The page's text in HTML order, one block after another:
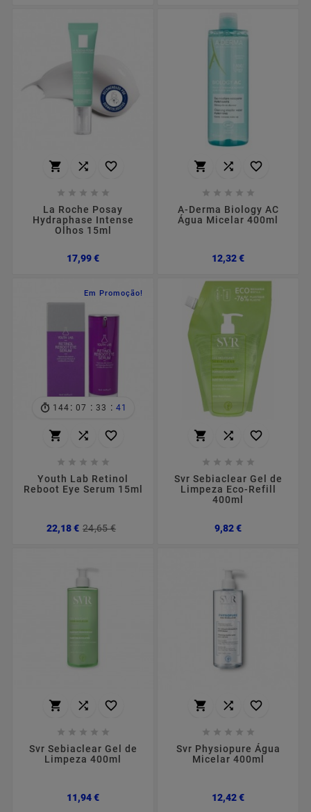
  
    
La Roche Posay
Hydraphase Intense
Olhos 15ml
17,99 €Preço
  
    
A-Derma Biology AC
Água Micelar 400ml
12,32 €Preço
Em Promoção!
144 : 07 : 33 : 40
  
    
Youth Lab Retinol
Reboot Eye Serum 15ml
22,18 € 24,65 €
  
    
Svr Sebiaclear Gel de
Limpeza Eco-Refill
400ml
9,82 €Preço
  
    
Svr Sebiaclear Gel de
Limpeza 400ml
11,94 €Preço
  
    
Svr Physiopure Água
Micelar 400ml
12,42 €Preço